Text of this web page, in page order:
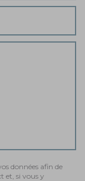
données afin de
et, si vous y